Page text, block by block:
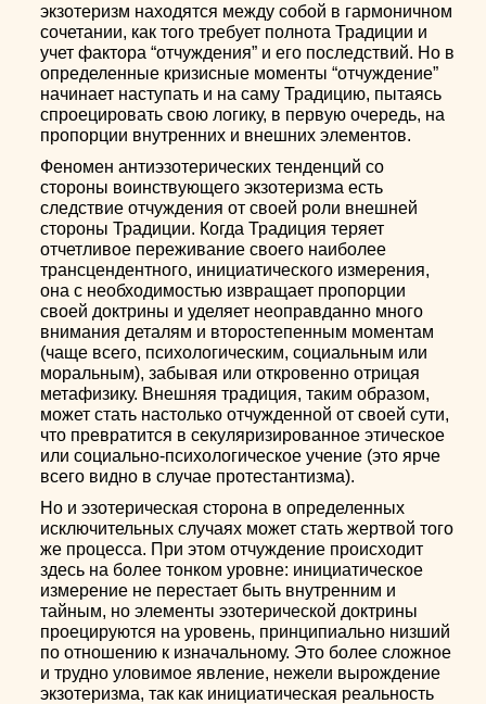
экзотеризм находятся между собой в гармоничном
сочетании, как того требует полнота Традиции и
учет фактора “отчуждения” и его последствий. Но в
определенные кризисные моменты “отчуждение”
начинает наступать и на саму Традицию, пытаясь
спроецировать свою логику, в первую очередь, на
пропорции внутренних и внешних элементов.
Феномен антиэзотерических тенденций со
стороны воинствующего экзотеризма есть
следствие отчуждения от своей роли внешней
стороны Традиции. Когда Традиция теряет
отчетливое переживание своего наиболее
трансцендентного, инициатического измерения,
она с необходимостью извращает пропорции
своей доктрины и уделяет неоправданно много
внимания деталям и второстепенным моментам
(чаще всего, психологическим, социальным или
моральным), забывая или откровенно отрицая
метафизику. Внешняя традиция, таким образом,
может стать настолько отчужденной от своей сути,
что превратится в секуляризированное этическое
или социально-психологическое учение (это ярче
всего видно в случае протестантизма).
Но и эзотерическая сторона в определенных
исключительных случаях может стать жертвой того
же процесса. При этом отчуждение происходит
здесь на более тонком уровне: инициатическое
измерение не перестает быть внутренним и
тайным, но элементы эзотерической доктрины
проецируются на уровень, принципиально низший
по отношению к изначальному. Это более сложное
и трудно уловимое явление, нежели вырождение
экзотеризма, так как инициатическая реальность